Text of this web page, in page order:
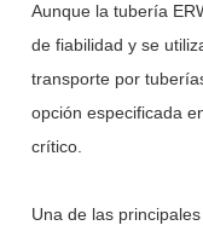
Aunque la tubería
de fiabilidad y se
transporte por
opción especificada
crítico.
Una de las